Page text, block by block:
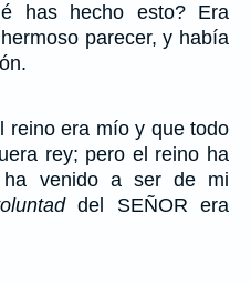
has hecho esto? Era
parecer, y había
reino era mío y que todo
rey; pero el reino ha
venido a ser de mi
del SEÑOR era